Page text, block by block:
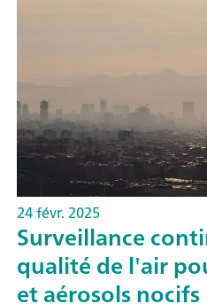
24 févr. 2025
Surveillance
qualité de l'air
et aérosols nocifs